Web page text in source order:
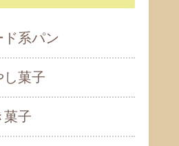
ド系パン
し菓子
菓子